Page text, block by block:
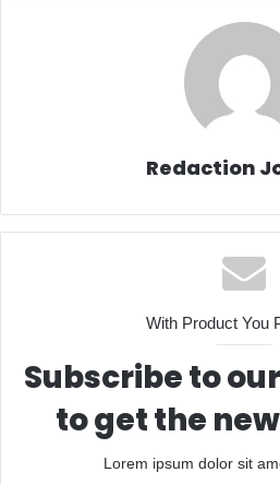
Redaction
With Product You
Subscribe to
to get the
Lorem ipsum dolor sit